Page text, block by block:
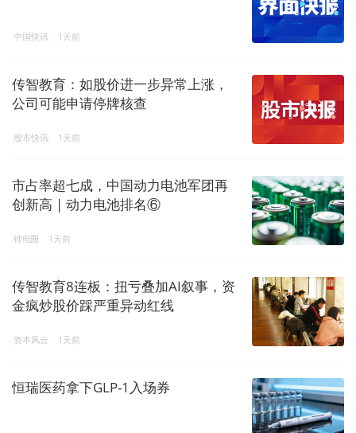
中国快讯 1天前
传智教育：如股价进一步异常上涨，
公司可能申请停牌核查
股市快讯 1天前
市占率超七成，中国动力电池军团再
创新高 | 动力电池排名⑥
锂电圈 1天前
传智教育8连板：扭亏叠加AI叙事，资
金疯炒股价踩严重异动红线
资本风云 1天前
恒瑞医药拿下GLP-1入场券